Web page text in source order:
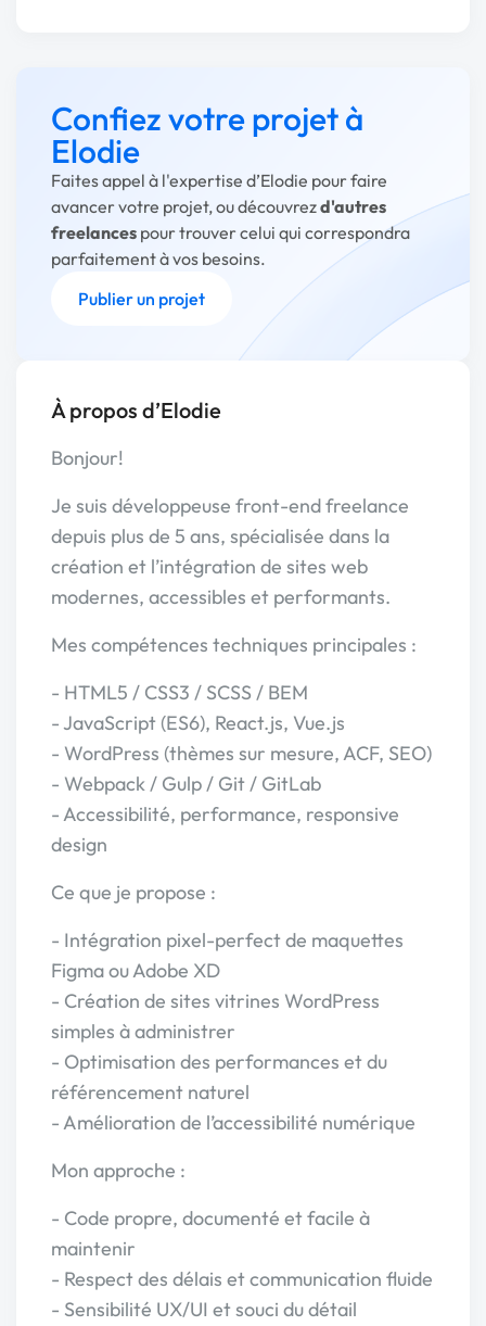
Confiez votre projet à
Elodie
Faites appel à l'expertise d’Elodie pour faire
avancer votre projet, ou découvrezd'autres
freelances pour trouver celui qui correspondra
parfaitement à vos besoins.
Publier un projet
À propos d’Elodie
Bonjour!
Je suis développeuse front-end freelance
depuis plus de 5 ans, spécialisée dans la
création et l’intégration de sites web
modernes, accessibles et performants.
Mes compétences techniques principales :
- HTML5 / CSS3 / SCSS / BEM
- JavaScript (ES6), React.js, Vue.js
- WordPress (thèmes sur mesure, ACF, SEO)
- Webpack / Gulp / Git / GitLab
- Accessibilité, performance, responsive
design
Ce que je propose :
- Intégration pixel-perfect de maquettes
Figma ou Adobe XD
- Création de sites vitrines WordPress
simples à administrer
- Optimisation des performances et du
référencement naturel
- Amélioration de l’accessibilité numérique
Mon approche :
- Code propre, documenté et facile à
maintenir
- Respect des délais et communication fluide
- Sensibilité UX/UI et souci du détail